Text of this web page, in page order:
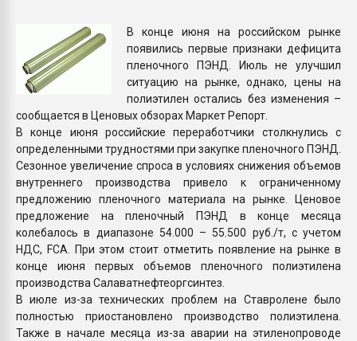
намного дороже
ПЕРЕЙТИ НА
В конце июня на российском рынке
появились первые признаки дефицита
пленочного ПЭНД. Июль не улучшил
ситуацию на рынке, однако, цены на
полиэтилен остались без изменения –
сообщается в Ценовых обзорах Маркет Репорт.
В конце июня российские переработчики столкнулись с
определенными трудностями при закупке пленочного ПЭНД.
Сезонное увеличение спроса в условиях снижения объемов
внутреннего производства привело к ограниченному
предложению пленочного материала на рынке. Ценовое
предложение на пленочный ПЭНД в конце месяца
колебалось в диапазоне 54.000 – 55.500 руб./т, с учетом
НДС, FCA. При этом стоит отметить появление на рынке в
конце июня первых объемов пленочного полиэтилена
производства Салаватнефтеоргсинтез.
В июле из-за технических проблем на Ставролене было
полностью приостановлено производство полиэтилена.
Также в начале месяца из-за аварии на этиленопроводе